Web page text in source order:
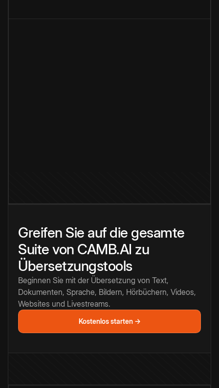
Greifen Sie auf die gesamte
Suite von CAMB.AI zu
Übersetzungstools
Beginnen Sie mit der Übersetzung von Text,
Dokumenten, Sprache, Bildern, Hörbüchern, Videos,
Websites und Livestreams.
Kostenlos starten →